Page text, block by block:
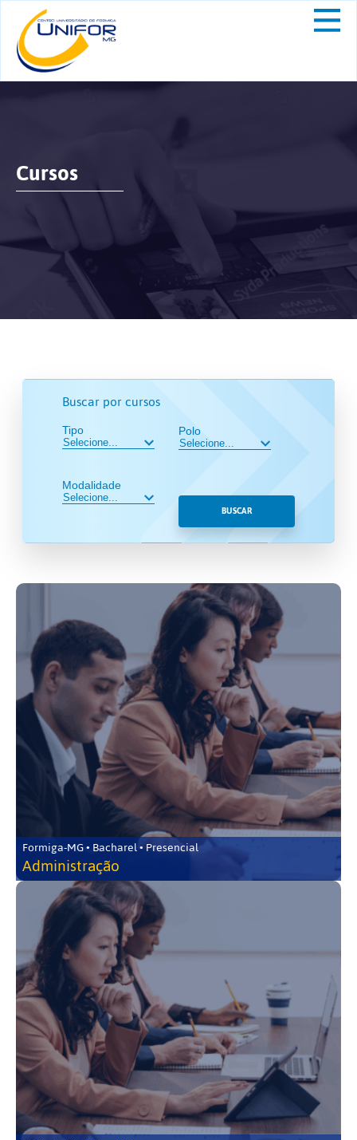
Cursos
Buscar por cursos
Tipo
Modalidade
Polo
BUSCAR
Formiga-MG • Bacharel • Presencial
Administração